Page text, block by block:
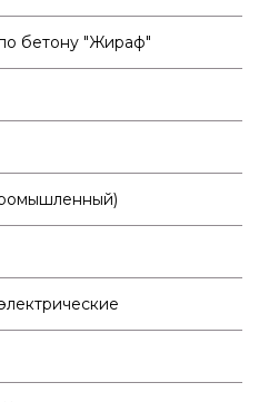
бетону "Жираф"